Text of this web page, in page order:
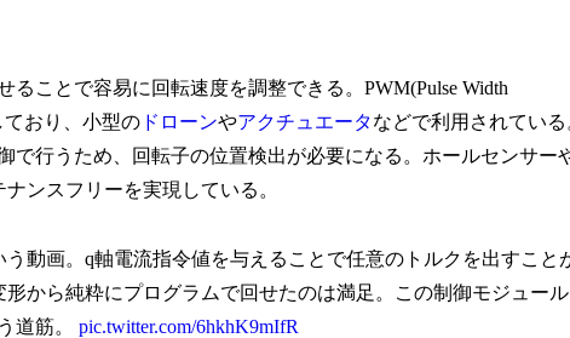
ことで容易に回転速度を調整できる。PWM(Pulse Width
おり、小型のドローンやアクチュエータなどで利用されている
行うため、回転子の位置検出が必要になる。ホールセンサー
ンスフリーを実現している。
動画。q軸電流指令値を与えることで任意のトルクを出すこと
から純粋にプログラムで回せたのは満足。この制御モジュール
道筋。 pic.twitter.com/6hkhK9mIfR